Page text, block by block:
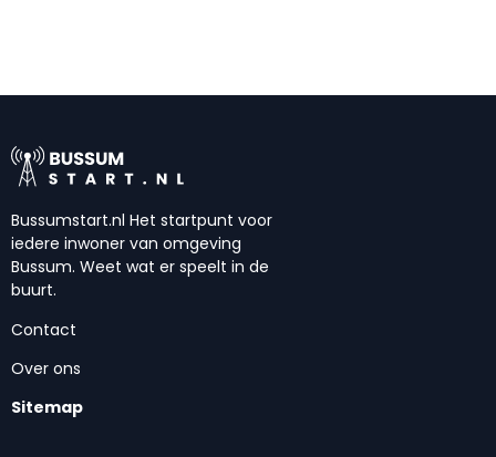
Bussumstart.nl Het startpunt voor
iedere inwoner van omgeving
Bussum. Weet wat er speelt in de
buurt.
Contact
Over ons
Sitemap